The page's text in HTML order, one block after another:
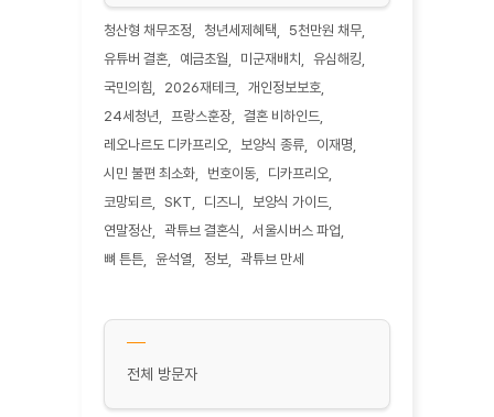
청산형 채무조정 청년세제혜택
5천만원 채무
유튜버 결혼
예금초월 미군재배치
유심해킹
국민의힘
2026재테크
개인정보보호
24세청년
프랑스훈장
결혼 비하인드
레오나르도 디카프리오
보양식 종류
이재명
시민 불편 최소화
번호이동
디카프리오
코망되르
SKT 디즈니
보양식 가이드
연말정산
곽튜브 결혼식
서울시버스 파업
뼈 튼튼
윤석열 정보 곽튜브 만세
전체 방문자